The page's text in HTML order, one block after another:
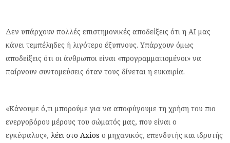
Δεν υπάρχουν πολλές επιστημονικές αποδείξεις ότι η AI μας
κάνει τεμπέληδες ή λιγότερο έξυπνους. Υπάρχουν όμως
αποδείξεις ότι οι άνθρωποι είναι «προγραμματισμένοι» να
παίρνουν συντομεύσεις όταν τους δίνεται η ευκαιρία.
«Κάνουμε ό,τι μπορούμε για να αποφύγουμε τη χρήση του πιο
ενεργοβόρου μέρους του σώματός μας, που είναι ο
εγκέφαλος», λέει στο Axios ο μηχανικός, επενδυτής και ιδρυτής